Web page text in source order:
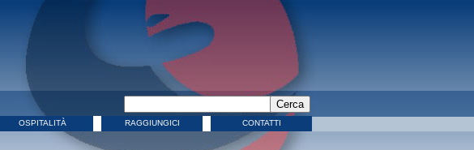
OSPITALITÀ RAGGIUNGICI CONTATTI